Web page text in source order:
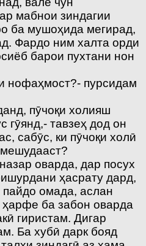
мабнои зиндагии
ба мушоҳида мегирад,
Фардо ним халта орди
барои пухтани нон
нофаҳмост?- пурсидам
пӯчоқи холияш
гӯянд,- тавзеҳ дод он
сабӯс, ки пӯчоқи холӣ
оварда, дар посух
ҳасрату дард,
омада, аслан
ҳарфе ба забон оварда
гиристам. Дигар
Ба хубӣ дарк бояд